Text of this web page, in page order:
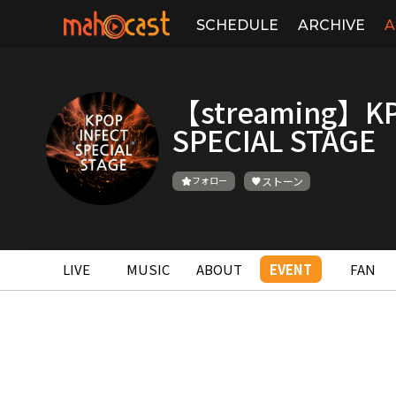
SCHEDULE ARCHIVE
【streaming】
SPECIAL STAGE
フォロー ストーン
LIVE MUSIC ABOUT EVENT FAN